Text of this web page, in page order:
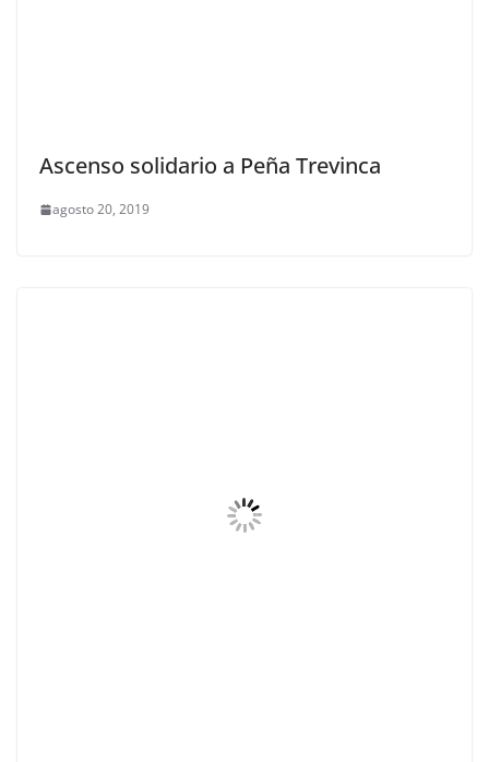
Ascenso solidario a Peña Trevinca
agosto 20, 2019